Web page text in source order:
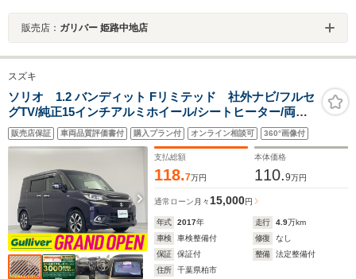
販売店： ガリバー 姫路中地店
スズキ
ソリオ 1.2 バンディット Fリミテッド 社外ナビ/フルセ
グTV/純正15インチアルミホイール/シートヒーター/両側
パワースライドドア/バックカメラ/LEDヘッドライト/フォ
グランプ/ビルトインETC/純正フロアマット/スマートキ
販売店保証 車両品質評価書付 購入プラン付 オンライン相談可 360°画像付
支払総額
118.7万円
本体価格
110.9万円
通常ローン 月々15,000円
年式 2017年 走行 4.9万km
車検
車検整備付 修復
なし
保証
保証付 整備
法定整備付
住所
千葉県柏市